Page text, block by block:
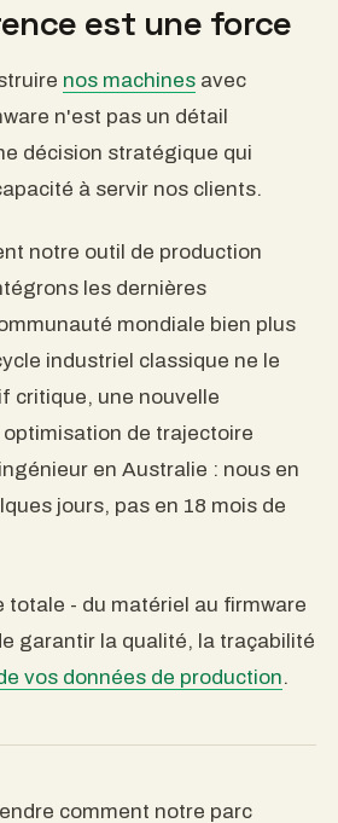
est une force
nos machines avec
n'est pas un détail
décision stratégique qui
à servir nos clients.
notre outil de production
les dernières
mondiale bien plus
industriel classique ne le
critique, une nouvelle
de trajectoire
en Australie : nous en
jours, pas en 18 mois de
totale - du matériel au firmware
garantir la qualité, la traçabilité
vos données de production.
comment notre parc